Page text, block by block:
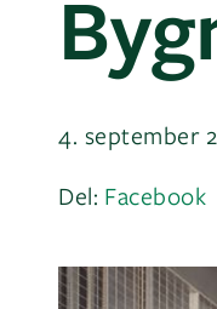
4. september
Del: Facebook